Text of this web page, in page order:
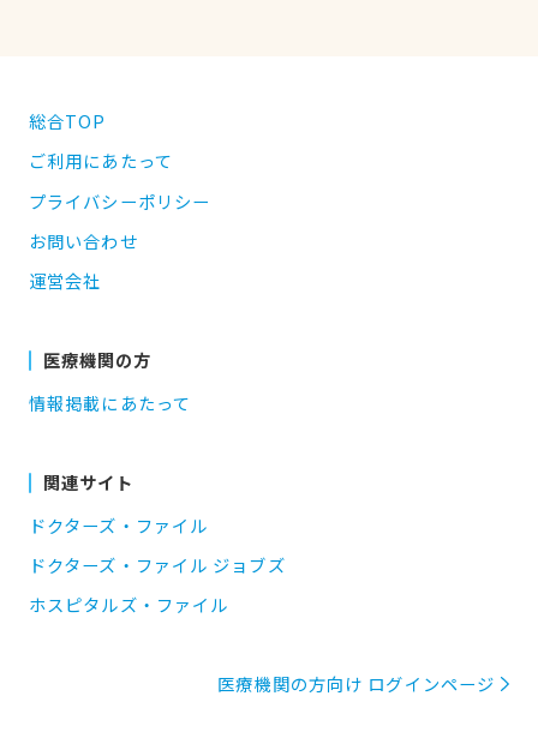
総合TOP
ご利用にあたって
プライバシーポリシー
お問い合わせ
運営会社
医療機関の方
情報掲載にあたって
関連サイト
ドクターズ・ファイル
ドクターズ・ファイル ジョブズ
ホスピタルズ・ファイル
医療機関の方向け ログインページ